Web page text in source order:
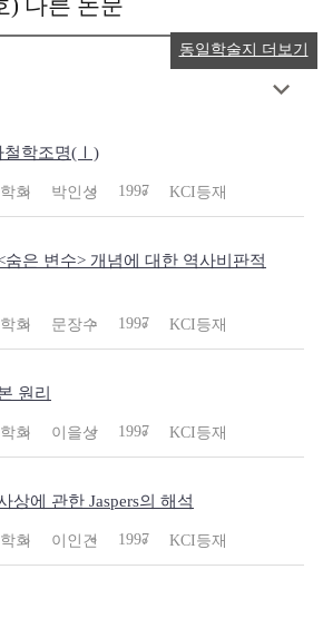
철학조명(Ⅰ)
회 박인성 1997 KCI등재
숨은 변수> 개념에 대한 역사비판적
회 문장수 1997 KCI등재
원리
회 이을상 1997 KCI등재
상에 관한 Jaspers의 해석
회 이인건 1997 KCI등재
동일학술지 더보기